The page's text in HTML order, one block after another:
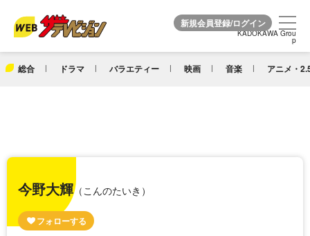
KADOKAWA Grou
p
総合 ドラマ バラエティー 映画 音楽 アニメ・
KADOKAWA Grou
p
今野大輝（こんのたいき）